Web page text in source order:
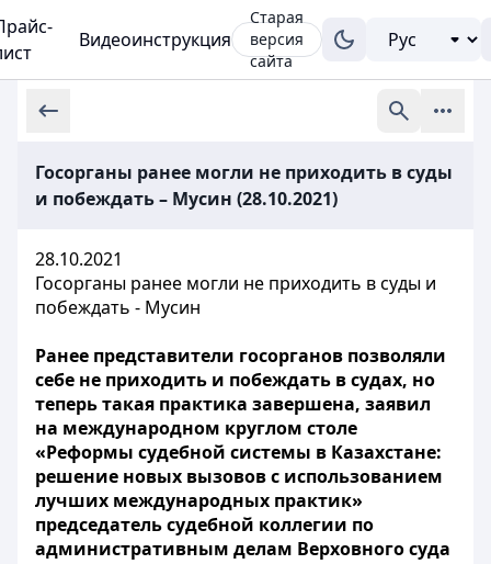
Видеоинструкция
Старая
версия
сайта
Госорганы ранее могли не приходить в суды
и побеждать – Мусин (28.10.2021)
28.10.2021
Госорганы ранее могли не приходить в суды и
побеждать - Мусин
Ранее представители госорганов позволяли
себе не приходить и побеждать в судах, но
теперь такая практика завершена, заявил
на международном круглом столе
«Реформы судебной системы в Казахстане:
решение новых вызовов с использованием
лучших международных практик»
председатель судебной коллегии по
административным делам Верховного суда